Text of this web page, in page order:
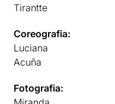
Tirantte
Coreografia:
Luciana
Acuña
Fotografia: